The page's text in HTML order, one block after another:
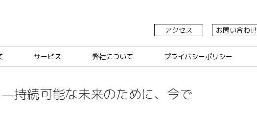
アクセス お問い合わせ
サービス 弊社について プライバシーポリシー
持続可能な未来のために、今で